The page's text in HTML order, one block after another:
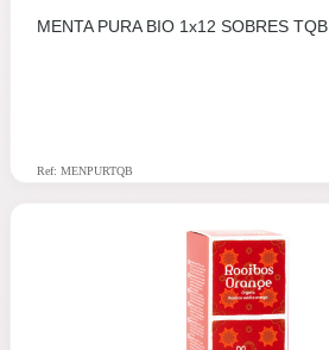
MENTA PURA BIO 1x12 SOBRES TQB
Ref: MENPURTQB